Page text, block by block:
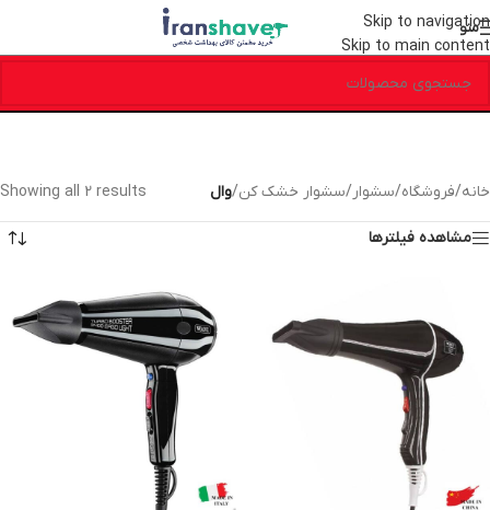
Skip to navigation
Skip to main content
منو
خانه/فروشگاه/سشوار/سشوار خشک کن/وال Showing all 2 results
مشاهده فیلترها